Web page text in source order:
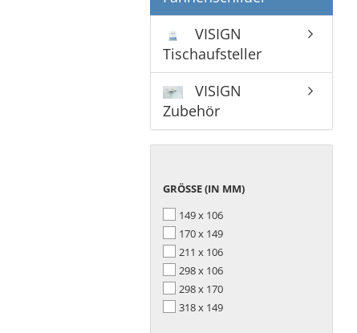
VISIGN
Tischaufsteller
VISIGN
Zubehör
GRÖSSE (
M)
GRÖSSE (IN MM)
149 x 106
170 x 149
211 x 106
298 x 106
298 x 170
318 x 149